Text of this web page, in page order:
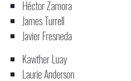
Héctor Zamora
James Turrell
Javier Fresneda
Kawther Luay
Laurie Anderson